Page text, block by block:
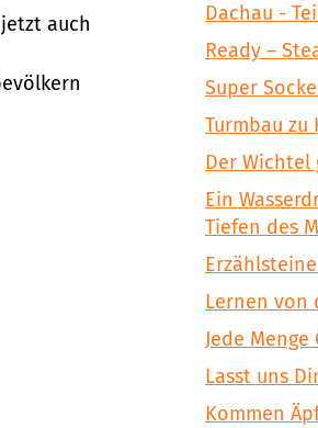
auch
Dachau -
Ready –
Super
Turmbau zu
Der Wichtel
Ein
Tiefen des
Lernen von
Jede Menge
Lasst uns
Kommen